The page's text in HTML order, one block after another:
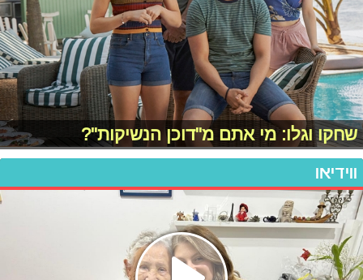
שחקו וגלו: מי אתם מ"דוכן הנשיקות"?
ווידיאו